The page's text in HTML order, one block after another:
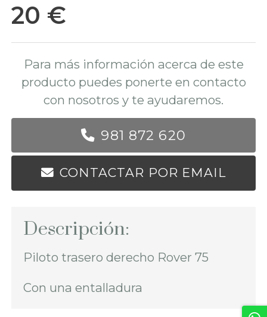
20 €
Para más información acerca de este
producto puedes ponerte en contacto
con nosotros y te ayudaremos.
981 872 620
CONTACTAR POR EMAIL
Descripción:
Piloto trasero derecho Rover 75
Con una entalladura